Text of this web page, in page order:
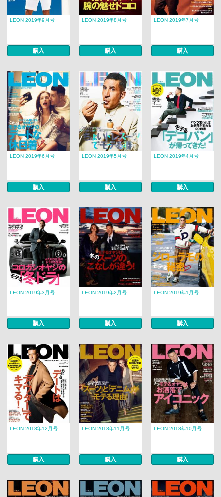
LEON 2019年9月号
購入
LEON 2019年8月号
購入
LEON 2019年7月号
購入
LEON 2019年6月号
購入
LEON 2019年5月号
購入
LEON 2019年4月号
購入
LEON 2019年3月号
購入
LEON 2019年2月号
購入
LEON 2019年1月号
購入
LEON 2018年12月号
購入
LEON 2018年11月号
購入
LEON 2018年10月号
購入